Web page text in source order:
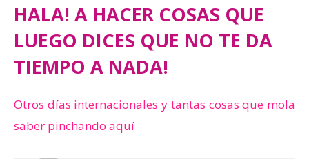
HALA! A HACER COSAS QUE
LUEGO DICES QUE NO TE DA
TIEMPO A NADA!
Otros días internacionales y tantas cosas que mola
saber pinchando aquí